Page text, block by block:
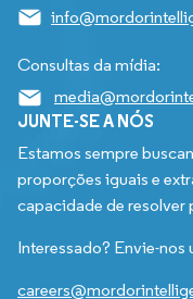
Consultas da mídia:
JUNTE-SE A NÓS
Estamos sempre
proporções iguais e
capacidade de resolver
Interessado? Envie-nos